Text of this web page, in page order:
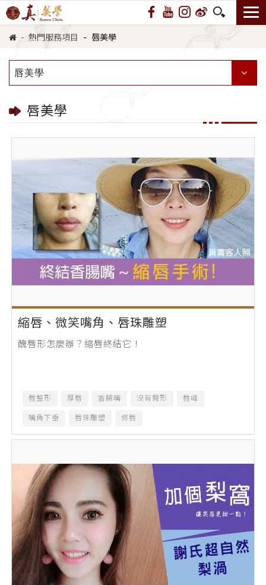
熱門服務項目 唇美學
唇美學
唇美學
縮唇、微笑嘴角、唇珠雕塑
醜唇形怎麼辦？縮唇終結它！
唇整形 厚唇 香腸嘴 沒有脣形 唇峰
嘴角下垂 唇珠雕塑 修唇